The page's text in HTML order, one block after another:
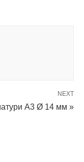
NEXT
А3 Ø 14 мм »